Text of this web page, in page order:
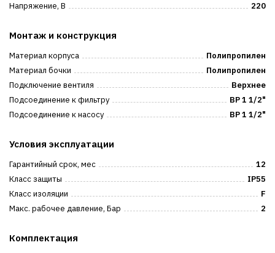
Напряжение, В
220
Монтаж и конструкция
Материал корпуса
Полипропилен
Материал бочки
Полипропилен
Подключение вентиля
Верхнее
Подсоединение к фильтру
ВР 1 1/2"
Подсоединение к насосу
ВР 1 1/2"
Условия эксплуатации
Гарантийный срок, мес
12
Класс защиты
IP55
Класс изоляции
F
Макс. рабочее давление, Бар
2
Комплектация